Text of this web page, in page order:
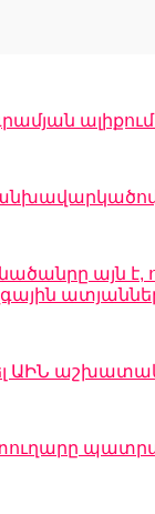
ալիքում
այն է,
ԱԻՆ